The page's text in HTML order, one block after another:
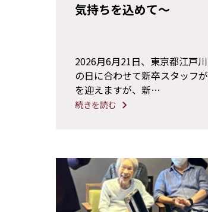
気持ちを込めて～
2026月6月21日、東京都江戸
の日に合わせて新卒スタッフ
を迎えますが、新…
続きを読む